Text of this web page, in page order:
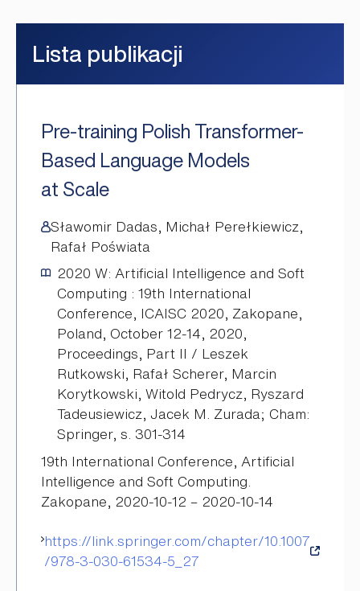
Lista publikacji
Pre-training Polish Transformer-
Based Language Models
at Scale
Sławomir Dadas, Michał Perełkiewicz,
Rafał Poświata
2020 W: Artificial Intelligence and Soft
Computing : 19th International
Conference, ICAISC 2020, Zakopane,
Poland, October 12-14, 2020,
Proceedings, Part II / Leszek
Rutkowski, Rafał Scherer, Marcin
Korytkowski, Witold Pedrycz, Ryszard
Tadeusiewicz, Jacek M. Zurada; Cham:
Springer, s. 301-314
19th International Conference, Artificial
Intelligence and Soft Computing.
Zakopane, 2020-10-12 – 2020-10-14
https://link.springer.com/chapter/10.1007
/978-3-030-61534-5_27